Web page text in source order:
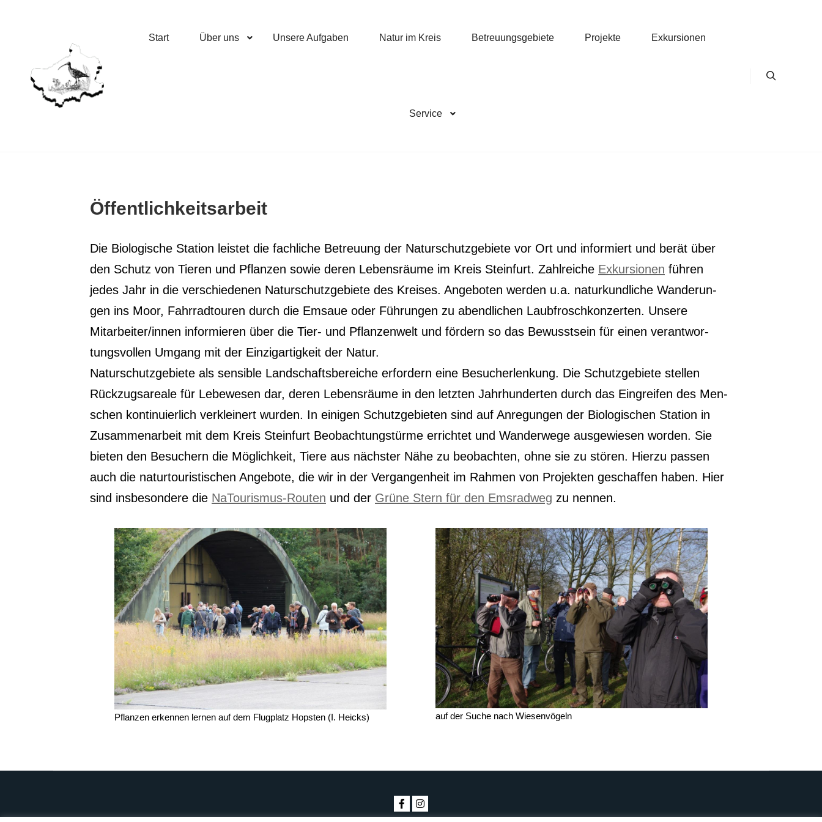
Start Über uns Unse­re Aufgaben Natur im Kreis Betreu­ungs­ge­bie­te Pro­jek­te Exkur­sio­nen
Ser­vice
Öffent­lich­keits­ar­beit
Die Bio­lo­gi­sche Sta­ti­on leis­tet die fach­li­che Betreu­ung der Natur­schutz­ge­bie­te vor Ort und infor­miert und berät über
den Schutz von Tie­ren und Pflan­zen sowie deren Lebens­räu­me im Kreis Stein­furt. Zahl­rei­che Exkur­sio­nen füh­ren
jedes Jahr in die ver­schie­de­nen Natur­schutz­ge­bie­te des Krei­ses. Ange­bo­ten wer­den u.a. natur­kund­li­che Wan­de­run­
gen ins Moor, Fahr­rad­tou­ren durch die Ems­aue oder Füh­run­gen zu abend­li­chen Laub­frosch­kon­zer­ten. Unse­re
Mitarbeiter/innen infor­mie­ren über die Tier- und Pflan­zen­welt und för­dern so das Bewusst­sein für einen ver­ant­wor­
tungs­vol­len Umgang mit der Ein­zig­ar­tig­keit der Natur.
Natur­schutz­ge­bie­te als sen­si­ble Land­schafts­be­rei­che erfor­dern eine Besu­cher­len­kung. Die Schutz­ge­bie­te stel­len
Rück­zugs­area­le für Lebe­we­sen dar, deren Lebens­räu­me in den letz­ten Jahr­hun­der­ten durch das Ein­grei­fen des Men­
schen kon­ti­nu­ier­lich ver­klei­nert wur­den. In eini­gen Schutz­ge­bie­ten sind auf Anre­gun­gen der Bio­lo­gi­schen Sta­ti­on in
Zusam­men­ar­beit mit dem Kreis Stein­furt Beob­ach­tungs­tür­me errich­tet und Wan­der­we­ge aus­ge­wie­sen wor­den. Sie
bie­ten den Besu­chern die Mög­lich­keit, Tie­re aus nächs­ter Nähe zu beob­ach­ten, ohne sie zu stö­ren. Hier­zu pas­sen
auch die natur­tou­ris­ti­schen Ange­bo­te, die wir in der Ver­gan­gen­heit im Rah­men von Pro­jek­ten geschaf­fen haben. Hier
sind ins­be­son­de­re die NaTou­ris­mus-Rou­ten und der Grü­ne Stern für den Ems­rad­weg zu nennen.
Pflan­zen erken­nen ler­nen auf dem Flug­platz Hops­ten (I. Heicks) auf der Suche nach Wiesenvögeln